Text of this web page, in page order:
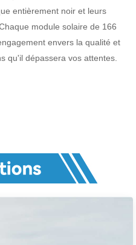
entièrement noir et leurs
module solaire de 166
envers la qualité et
qu'il dépassera vos attentes.